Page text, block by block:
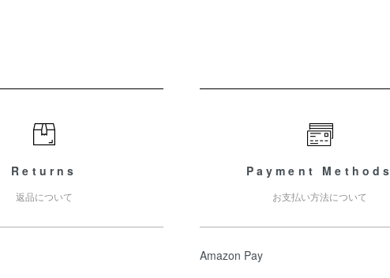
Returns
返品について
Payment Methods
お支払い方法について
Amazon Pay